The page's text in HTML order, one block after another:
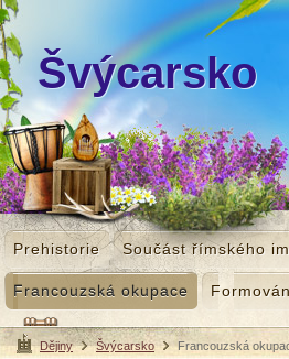
Švýcarsko
Prehistorie Součást římského
Francouzská okupace
Dějiny >
Švýcarsko >
Francouzská